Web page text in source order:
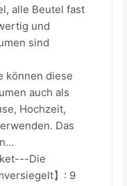
alle Beutel fast
und
sind
können diese
auch als
Hochzeit,
Das
Die
】: 9